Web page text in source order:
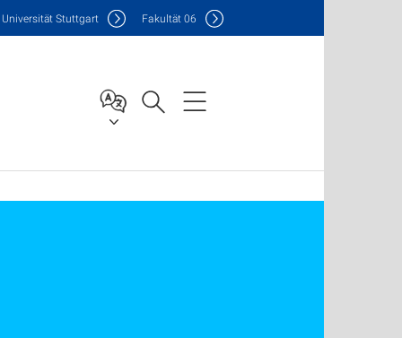
Universität Stuttgart Fakultät06